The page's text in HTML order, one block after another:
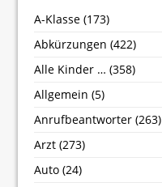
A-Klasse (173)
Abkürzungen (422)
Alle Kinder … (358)
Allgemein (5)
Anrufbeantworter (263)
Arzt (273)
Auto (24)